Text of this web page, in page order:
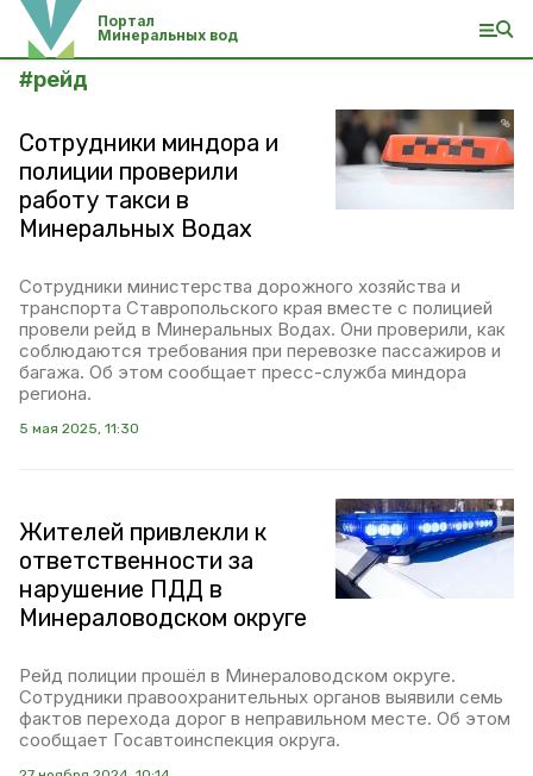
Портал
Минеральных вод
#рейд
Сотрудники миндора и
полиции проверили
работу такси в
Минеральных Водах
Сотрудники министерства дорожного хозяйства и
транспорта Ставропольского края вместе с полицией
провели рейд в Минеральных Водах. Они проверили, как
соблюдаются требования при перевозке пассажиров и
багажа. Об этом сообщает пресс-служба миндора
региона.
5 мая 2025, 11:30
Жителей привлекли к
ответственности за
нарушение ПДД в
Минераловодском округе
Рейд полиции прошёл в Минераловодском округе.
Сотрудники правоохранительных органов выявили семь
фактов перехода дорог в неправильном месте. Об этом
сообщает Госавтоинспекция округа.